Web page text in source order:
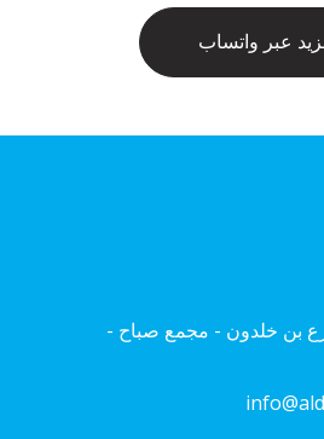
عبر واتساب
بن خلدون - مجمع صباح -